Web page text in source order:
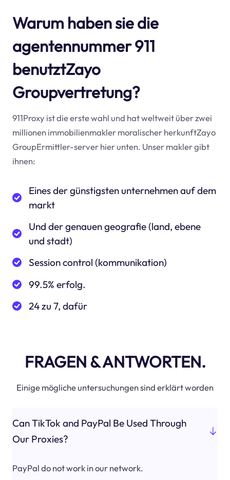
Warum haben sie die
agentennummer 911
benutztZayo
Groupvertretung?
911Proxy ist die erste wahl und hat weltweit über zwei
millionen immobilienmakler moralischer herkunftZayo
GroupErmittler-server hier unten. Unser makler gibt
ihnen:
Eines der günstigsten unternehmen auf dem
markt
Und der genauen geografie (land, ebene
und stadt)
Session control (kommunikation)
99.5% erfolg.
24 zu 7, dafür
FRAGEN & ANTWORTEN.
Einige mögliche untersuchungen sind erklärt worden
Can TikTok and PayPal Be Used Through
Our Proxies?
PayPal do not work in our network.